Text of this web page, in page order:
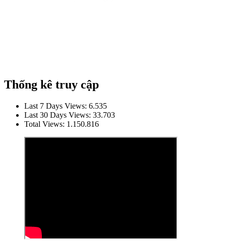
Thống kê truy cập
Last 7 Days Views: 6.535
Last 30 Days Views: 33.703
Total Views: 1.150.816